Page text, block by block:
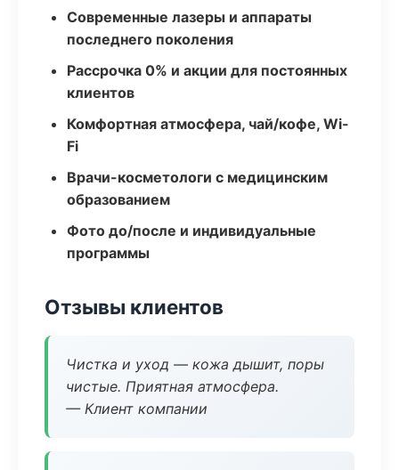
Современные лазеры и аппараты
последнего поколения
Рассрочка 0% и акции для постоянных
клиентов
Комфортная атмосфера, чай/кофе, Wi-
Fi
Врачи-косметологи с медицинским
образованием
Фото до/после и индивидуальные
программы
Отзывы клиентов
Чистка и уход — кожа дышит, поры
чистые. Приятная атмосфера.
— Клиент компании